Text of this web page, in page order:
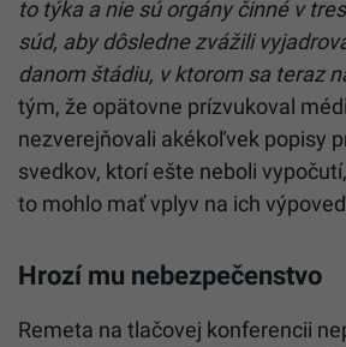
to týka a nie sú orgány činné v
súd, aby dôsledne zvážili
danom štádiu, v ktorom sa teraz
tým, že opätovne prízvukoval
nezverejňovali akékoľvek popisy
svedkov, ktorí ešte neboli
to mohlo mať vplyv na ich
Hrozí mu nebezpečenstvo
Remeta na tlačovej konferencii